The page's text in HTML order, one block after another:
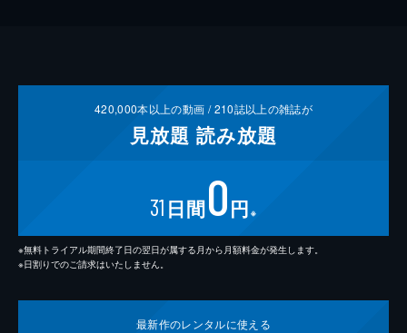
420,000本以上の動画 /210誌以上の雑誌が
見放題 読み放題
31 日間0円 ※
※無料トライアル期間終了日の翌日が属する月から月額料金が発生します。
※日割りでのご請求はいたしません。
最新作のレンタルに使える